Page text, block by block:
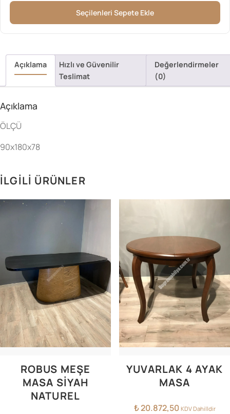
Seçilenleri Sepete Ekle
Açıklama
Hızlı ve Güvenilir
Teslimat
Değerlendirmeler
(0)
Açıklama
ÖLÇÜ
90x180x78
İLGILI ÜRÜNLER
ROBUS MEŞE
MASA SIYAH
NATUREL
YUVARLAK 4 AYAK
MASA
₺20.872,50 KDV Dahilldir